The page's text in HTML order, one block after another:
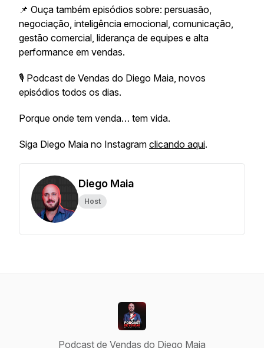
📌 Ouça também episódios sobre: persuasão,
negociação, inteligência emocional, comunicação,
gestão comercial, liderança de equipes e alta
performance em vendas.
🎙️ Podcast de Vendas do Diego Maia, novos
episódios todos os dias.
Porque onde tem venda… tem vida.
Siga Diego Maia no Instagram clicando aqui.
Diego Maia
Host
Podcast de Vendas do Diego Maia